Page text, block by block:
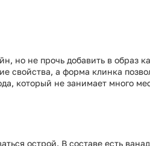
не прочь добавить в образ
а форма клинка
который не занимает много
острой. В составе есть